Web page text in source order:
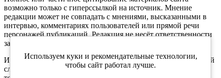
возможно только с гиперссылкой на источник. Мнение
редакции может не совпадать с мнениями, высказанными в
интервью, комментариях пользователей или прямой речи
персонажей публикаций. Редакция не несёт ответственности
за текст комментариев читателей.
Интернет-портал Kirov.online зарегистрирован в Федеральной
службе по надзору в сфере связи, информационных
Используем куки и рекомендательные технологии,
чтобы сайт работал лучше.